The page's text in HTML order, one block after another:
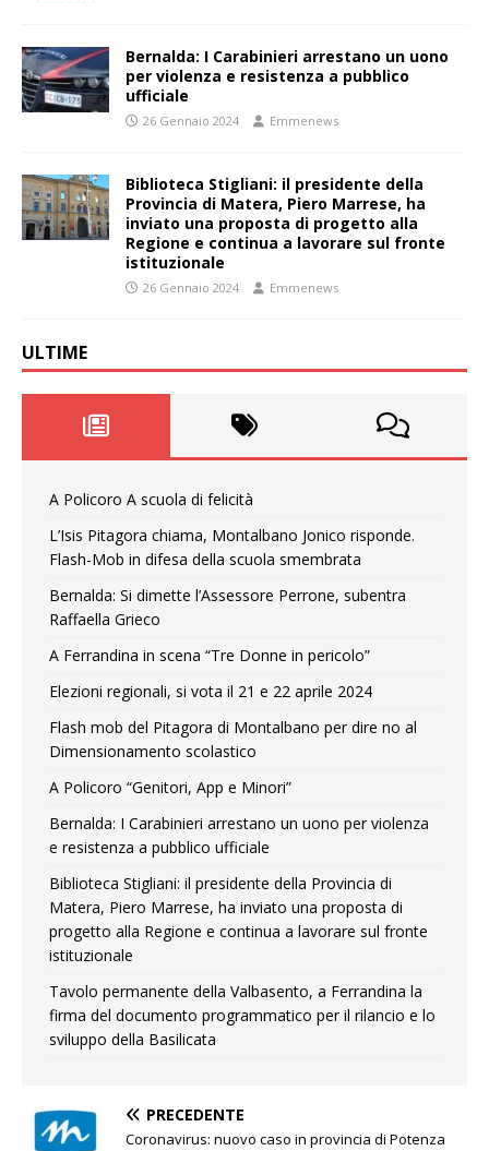
Bernalda: I Carabinieri arrestano un uono
per violenza e resistenza a pubblico
ufficiale
26 Gennaio 2024 Emmenews
Biblioteca Stigliani: il presidente della
Provincia di Matera, Piero Marrese, ha
inviato una proposta di progetto alla
Regione e continua a lavorare sul fronte
istituzionale
26 Gennaio 2024 Emmenews
ULTIME
A Policoro A scuola di felicità
L’Isis Pitagora chiama, Montalbano Jonico risponde.
Flash-Mob in difesa della scuola smembrata
Bernalda: Si dimette l’Assessore Perrone, subentra
Raffaella Grieco
A Ferrandina in scena “Tre Donne in pericolo”
Elezioni regionali, si vota il 21 e 22 aprile 2024
Flash mob del Pitagora di Montalbano per dire no al
Dimensionamento scolastico
A Policoro “Genitori, App e Minori”
Bernalda: I Carabinieri arrestano un uono per violenza
e resistenza a pubblico ufficiale
Biblioteca Stigliani: il presidente della Provincia di
Matera, Piero Marrese, ha inviato una proposta di
progetto alla Regione e continua a lavorare sul fronte
istituzionale
Tavolo permanente della Valbasento, a Ferrandina la
firma del documento programmatico per il rilancio e lo
sviluppo della Basilicata
PRECEDENTE
Coronavirus: nuovo caso in provincia di Potenza